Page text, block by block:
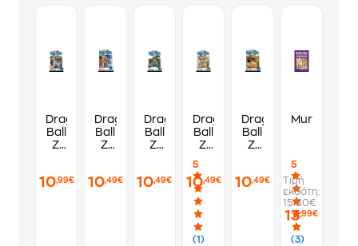
Dragon
Ball
Z,
26
10,99€
Dragon
Ball
Z,
10,49€
Dragon
Ball
Z,
10,49€
Dragon
Ball
Z,
14
5
(1)
10,49€
Dragon
Ball
Z,
10,49€
Murdoku
5
(3)
Τιμή
εκδότη:
15.50€
13,99€